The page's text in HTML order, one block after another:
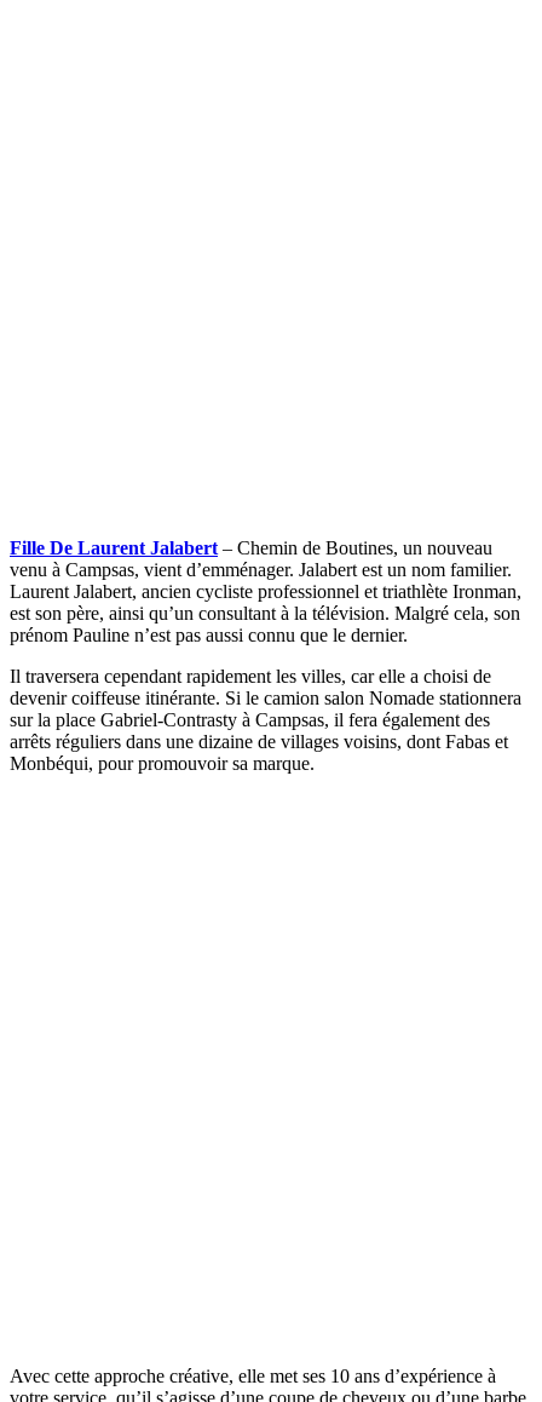
Fille De Laurent Jalabert– Chemin de Boutines, un nouveau
venu à Campsas, vient d’emménager. Jalabert est un nom familier.
Laurent Jalabert, ancien cycliste professionnel et triathlète Ironman,
est son père, ainsi qu’un consultant à la télévision. Malgré cela, son
prénom Pauline n’est pas aussi connu que le dernier.
Il traversera cependant rapidement les villes, car elle a choisi de
devenir coiffeuse itinérante. Si le camion salon Nomade stationnera
sur la place Gabriel-Contrasty à Campsas, il fera également des
arrêts réguliers dans une dizaine de villages voisins, dont Fabas et
Monbéqui, pour promouvoir sa marque.
Avec cette approche créative, elle met ses 10 ans d’expérience à